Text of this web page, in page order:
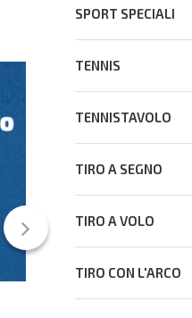
CONS
SPORT SPECIALI
TENNIS
TENNISTAVOLO
TIRO A SEGNO
TIRO A VOLO
TIRO CON L'ARCO